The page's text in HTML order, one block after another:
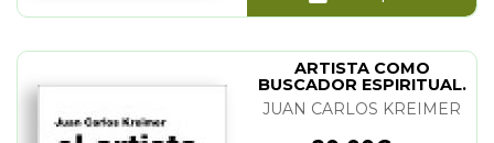
ARTISTA COMO
BUSCADOR ESPIRITUAL.
EL
JUAN CARLOS KREIMER